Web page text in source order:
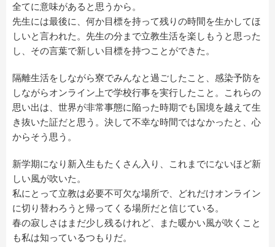
全てに意味があると思うから。
先生には最後に、何か目標を持って残りの時間を生かしてほ
しいと言われた。先生の分まで立教生活を楽しもうと思った
し、その言葉で新しい目標を持つことができた。
隔離生活をしながら寮でみんなと過ごしたこと、感染予防を
しながらオンライン上で学校行事を実行したこと。これらの
思い出は、世界が非常事態に陥った時期でも国境を越えて生
き抜いた証だと思う。決して不幸な時間ではなかったと、心
からそう思う。
新学期になり新入生もたくさん入り、これまでにないほど新
しい風が吹いた。
私にとって立教は必要不可欠な場所で、どれだけオンライン
に切り替わろうと帰ってくる場所だと信じている。
春の寂しさはまだ少し残るけれど、また暖かい風が吹くこと
も私は知っているつもりだ。